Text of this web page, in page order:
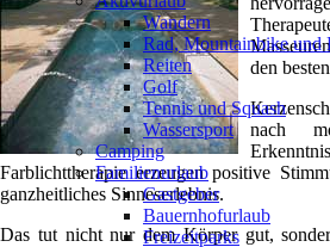
den
nach
Farblichttherapie erzeugen positive
ganzheitliches Sinneserlebnis.
Das tut nicht nur dem Körper gut,
Wandern
Rad, Mountainbike und
Reiten
Golf
Tennis und Squash
Wassersport
Camping
Familienurlaub
Gastgeber
Bauernhofurlaub
Freizeitparks